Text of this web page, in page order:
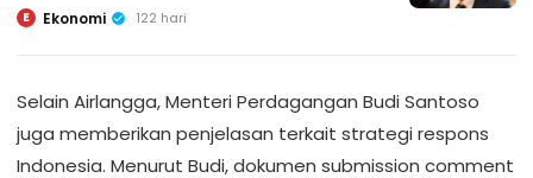
E Ekonomi 122 hari
Selain Airlangga, Menteri Perdagangan Budi Santoso
juga memberikan penjelasan terkait strategi respons
Indonesia. Menurut Budi, dokumen submission comment